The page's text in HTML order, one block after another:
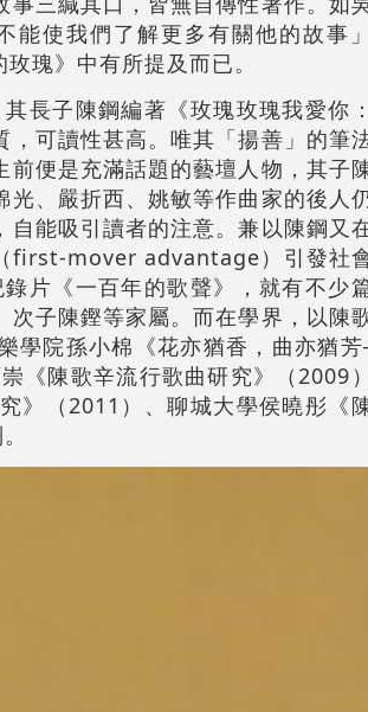
使我們了解更多有關他的故事」
瑰》中有所提及而已。
長子陳鋼編著《玫瑰玫瑰我愛你
可讀性甚高。唯其「揚善」的筆
便是充滿話題的藝壇人物，其子
、嚴折西、姚敏等作曲家的後人
能吸引讀者的注意。兼以陳鋼又
first-mover advantage）引發社
片《一百年的歌聲》，就有不少
子陳鏗等家屬。而在學界，以陳
學院孫小棉《花亦猶香，曲亦猶
《陳歌辛流行歌曲研究》（2009）
》（2011）、聊城大學侯曉彤《